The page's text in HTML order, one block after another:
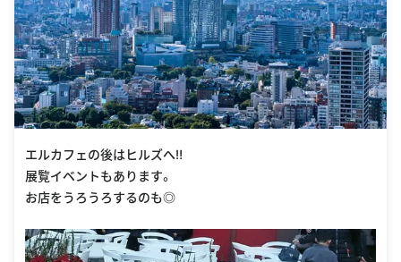
エルカフェの後はヒルズへ‼
展覧イベントもあります。
お店をうろうろするのも◎